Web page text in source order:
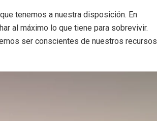
tenemos a nuestra disposición. En
al máximo lo que tiene para sobrevivir.
ser conscientes de nuestros recursos